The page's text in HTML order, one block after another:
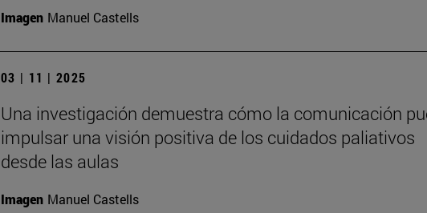
Imagen Manuel Castells
03 | 11 | 2025
Una investigación demuestra cómo la comunicación
impulsar una visión positiva de los cuidados paliativos
desde las aulas
Imagen Manuel Castells